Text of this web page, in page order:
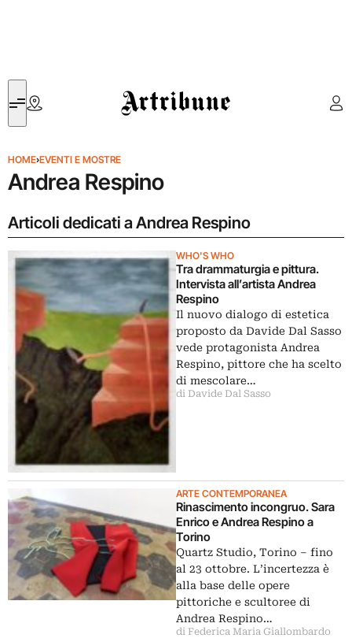
Artribune
HOME›EVENTI E MOSTRE
Andrea Respino
Articoli dedicati a Andrea Respino
WHO'S WHO
Tra drammaturgia e pittura.
Intervista all’artista Andrea
Respino
Il nuovo dialogo di estetica
proposto da Davide Dal Sasso
vede protagonista Andrea
Respino, pittore che ha scelto
di mescolare…
di Davide Dal Sasso
ARTE CONTEMPORANEA
Rinascimento incongruo. Sara
Enrico e Andrea Respino a
Torino
Quartz Studio, Torino – fino
al 23 ottobre. L’incertezza è
alla base delle opere
pittoriche e scultoree di
Andrea Respino…
di Federica Maria Giallombardo